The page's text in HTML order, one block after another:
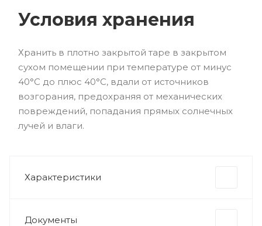
Условия хранения
Хранить в плотно закрытой таре в закрытом
сухом помещении при температуре от минус
40°С до плюс 40°С, вдали от источников
возгорания, предохраняя от механических
повреждений, попадания прямых солнечных
лучей и влаги.
Характеристики
Документы